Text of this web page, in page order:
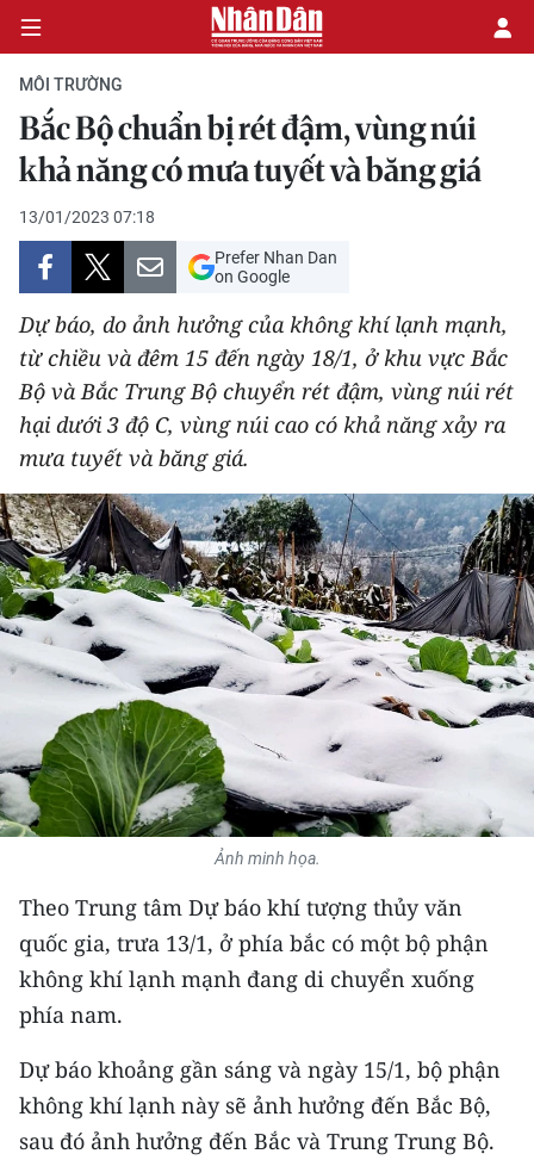
CHÍNH TRỊ
KINH TẾ
VĂN HÓA
XÃ HỘI
PHÁP LUẬT
DU LỊCH
THẾ GIỚI
THỂ THAO
GIÁO DỤC
Y TẾ
KHOA HỌC - CÔNG NGHỆ
MÔI TRƯỜNG
KIỂM CHỨNG THÔNG TIN
TRI THỨC CHUYÊN SÂU
54 DÂN TỘC VIỆT NAM
CHƯƠNG TRÌNH OCOP - MỖI XÃ
MỘT SẢN PHẨM
MÔI TRƯỜNG
Bắc Bộ chuẩn bị rét đậm, vùng núi
khả năng có mưa tuyết và băng giá
13/01/2023 07:18
Prefer Nhan Dan
on Google
Dự báo, do ảnh hưởng của không khí lạnh mạnh,
từ chiều và đêm 15 đến ngày 18/1, ở khu vực Bắc
Bộ và Bắc Trung Bộ chuyển rét đậm, vùng núi rét
hại dưới 3 độ C, vùng núi cao có khả năng xảy ra
mưa tuyết và băng giá.
Ảnh minh họa.
Theo Trung tâm Dự báo khí tượng thủy văn
quốc gia, trưa 13/1, ở phía bắc có một bộ phận
không khí lạnh mạnh đang di chuyển xuống
phía nam.
Dự báo khoảng gần sáng và ngày 15/1, bộ phận
không khí lạnh này sẽ ảnh hưởng đến Bắc Bộ,
sau đó ảnh hưởng đến Bắc và Trung Trung Bộ.